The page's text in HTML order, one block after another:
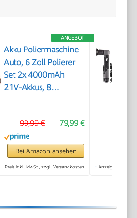
ANGEBOT
Akku Poliermaschine
Auto, 6 Zoll Polierer
Set 2x 4000mAh
21V-Akkus, 8
LED-Display und 18-
teiligem Polier-
Zubehörset für
Wachsen, Polieren
79,99 €
99,99 €
Bei Amazon ansehen
Preis inkl. MwSt., zzgl. Versandkosten * Anzeige